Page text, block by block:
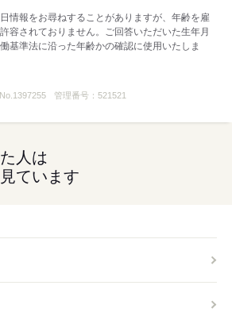
情報をお尋ねすることがありますが、年齢を雇
容されておりません。ご回答いただいた生年月
基準法に沿った年齢かの確認に使用いたしま
1397255 管理番号： 521521
人は
ています